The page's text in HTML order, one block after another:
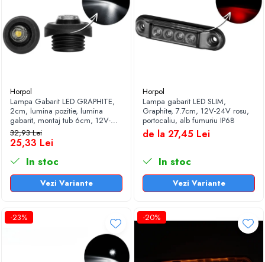
Horpol
Lampa Gabarit LED GRAPHITE,
2cm, lumina pozitie, lumina
gabarit, montaj tub 6cm, 12V-
24V
32,93 Lei
25,33 Lei
In stoc
Vezi Variante
Horpol
Lampa gabarit LED SLIM,
Graphite, 7.7cm, 12V-24V rosu,
portocaliu, alb fumuriu IP68
de la 27,45 Lei
In stoc
Vezi Variante
-23% -20%